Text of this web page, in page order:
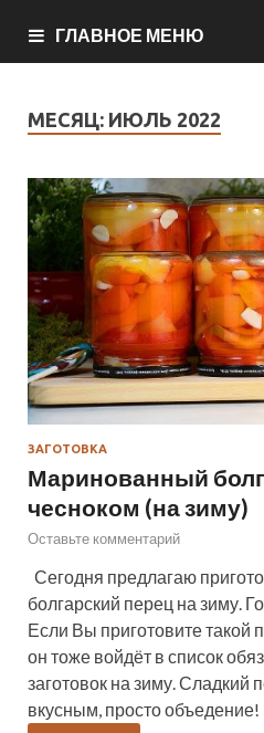
ГЛАВНОЕ МЕНЮ
МЕСЯЦ: ИЮЛЬ 2022
ЗАГОТОВКА
Маринованный
чесноком (на зиму)
Оставьте комментарий
Сегодня предлагаю
болгарский перец на зиму.
Если Вы приготовите такой
он тоже войдёт в список
заготовок на зиму. Сладкий
вкусным, просто